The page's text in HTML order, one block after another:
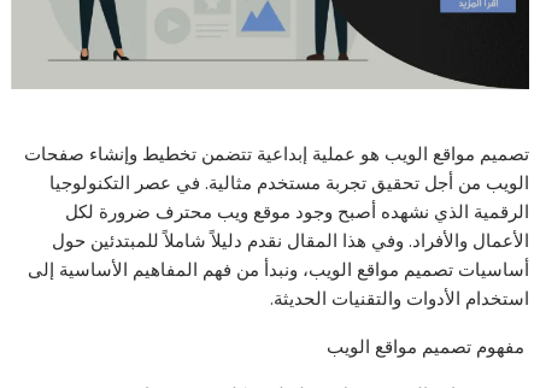
تصميم مواقع الويب هو عملية إبداعية تتضمن تخطيط وإنشاء صفحات
الويب من أجل تحقيق تجربة مستخدم مثالية. في عصر التكنولوجيا
الرقمية الذي نشهده أصبح وجود موقع ويب محترف ضرورة لكل
الأعمال والأفراد. وفي هذا المقال نقدم دليلاً شاملاً للمبتدئين حول
أساسيات تصميم مواقع الويب، ونبدأ من فهم المفاهيم الأساسية إلى
استخدام الأدوات والتقنيات الحديثة.
مفهوم تصميم مواقع الويب